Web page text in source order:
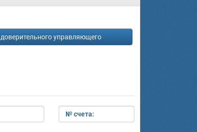
доверительного управляющего
№ счета: